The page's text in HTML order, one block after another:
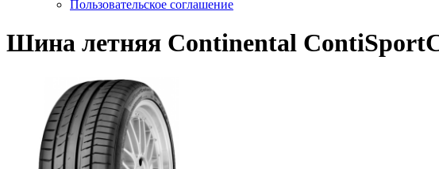
Пользовательское соглашение
Шина летняя Continental